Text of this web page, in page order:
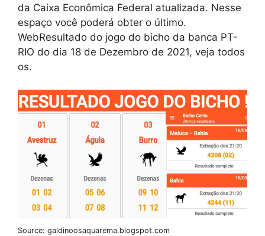
da Caixa Econômica Federal atualizada. Nesse
espaço você poderá obter o último.
WebResultado do jogo do bicho da banca PT-
RIO do dia 18 de Dezembro de 2021, veja todos
os.
Source: galdinoosaquarema.blogspot.com